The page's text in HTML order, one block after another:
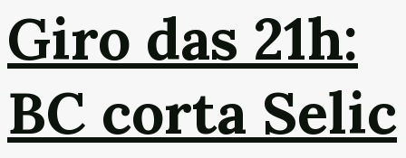
Giro das 21h:
BC corta Selic